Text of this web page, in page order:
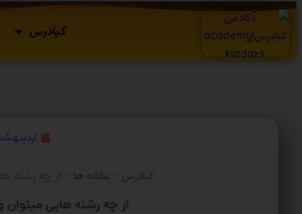
کیادرس
اردیبهشت ۳۱,
کیادرس مقاله ها
از چه رشته هایی